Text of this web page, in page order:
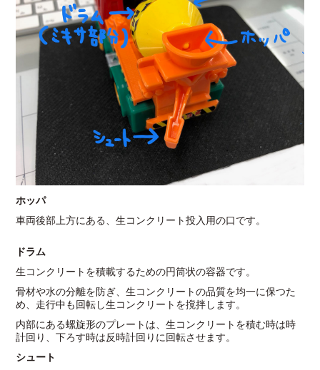
ホッパ
車両後部上方にある、生コンクリート投入用の口です。
ドラム
生コンクリートを積載するための円筒状の容器です。
骨材や水の分離を防ぎ、生コンクリートの品質を均一に保つた
め、走行中も回転し生コンクリートを撹拌します。
内部にある螺旋形のプレートは、生コンクリートを積む時は時
計回り、下ろす時は反時計回りに回転させます。
シュート